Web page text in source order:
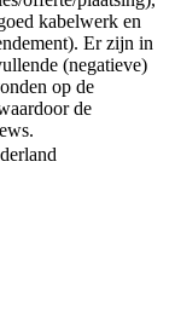
kabelwerk en
Er zijn in
(negatieve)
op de
de